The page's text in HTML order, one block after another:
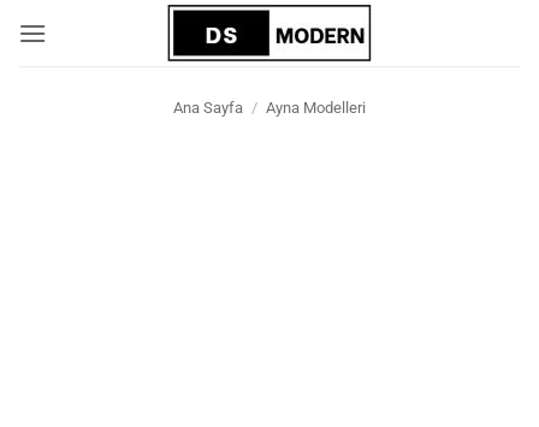
atla
Ana Sayfa / Ayna Modelleri